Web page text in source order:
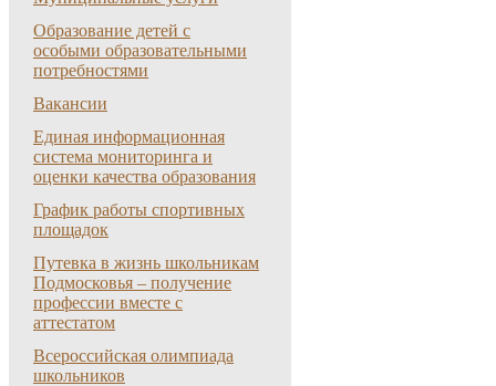
Образование детей с
особыми образовательными
потребностями
Вакансии
Единая информационная
система мониторинга и
оценки качества образования
График работы спортивных
площадок
Путевка в жизнь школьникам
Подмосковья – получение
профессии вместе с
аттестатом
Всероссийская олимпиада
школьников